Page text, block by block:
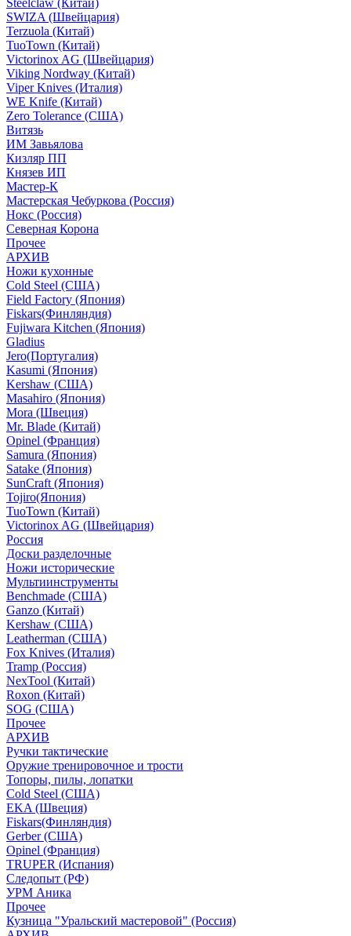
Steelclaw (Китай)
SWIZA (Швейцария)
Terzuola (Китай)
TuoTown (Китай)
Victorinox AG (Швейцария)
Viking Nordway (Китай)
Viper Knives (Италия)
WE Knife (Китай)
Zero Tolerance (США)
Витязь
ИМ Завьялова
Кизляр ПП
Князев ИП
Мастер-К
Мастерская Чебуркова (Россия)
Нокс (Россия)
Северная Корона
Прочее
АРХИВ
Ножи кухонные
Cold Steel (США)
Field Factory (Япония)
Fiskars(Финляндия)
Fujiwara Kitchen (Япония)
Gladius
Jero(Португалия)
Kasumi (Япония)
Kershaw (США)
Masahiro (Япония)
Mora (Швеция)
Mr. Blade (Китай)
Opinel (Франция)
Samura (Япония)
Satake (Япония)
SunCraft (Япония)
Tojiro(Япония)
TuoTown (Китай)
Victorinox AG (Швейцария)
Россия
Доски разделочные
Ножи исторические
Мультиинструменты
Benchmade (США)
Ganzo (Китай)
Kershaw (США)
Leatherman (США)
Fox Knives (Италия)
Tramp (Россия)
NexTool (Китай)
Roxon (Китай)
SOG (США)
Прочее
АРХИВ
Ручки тактические
Оружие тренировочное и трости
Топоры, пилы, лопатки
Cold Steel (США)
EKA (Швеция)
Fiskars(Финляндия)
Gerber (США)
Opinel (Франция)
TRUPER (Испания)
Следопыт (РФ)
УРМ Аника
Прочее
Кузница "Уральский мастеровой" (Россия)